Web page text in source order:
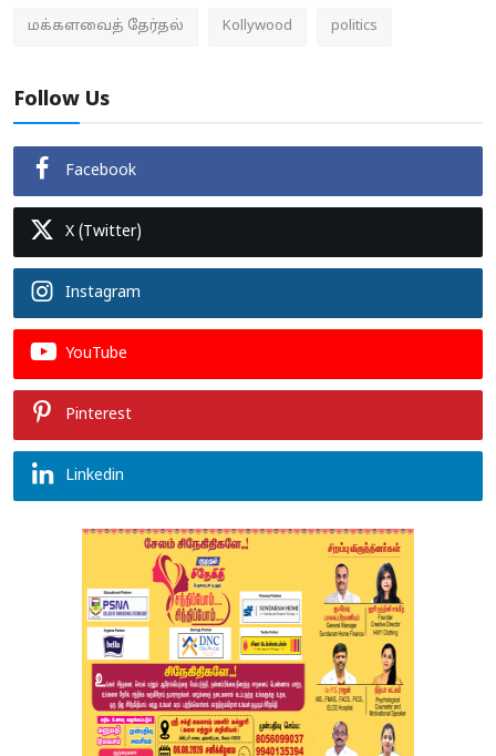
மக்களவைத் தேர்தல் Kollywood politics
Follow Us
Facebook
X (Twitter)
Instagram
YouTube
Pinterest
Linkedin